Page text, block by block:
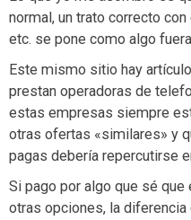
normal, un trato correcto
etc. se pone como algo
Este mismo sitio hay
prestan operadoras de
estas empresas siempre
otras ofertas «similares» y
pagas debería repercutirse
Si pago por algo que sé
otras opciones, la